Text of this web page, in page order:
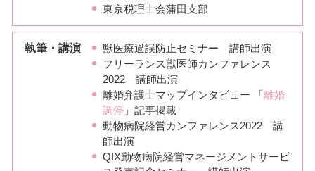
東京税理士会蒲田支部
執筆・講演
獣医療過誤防止セミナー 講師出演
フリーランス獣医師カンファレンス
2022 講師出演
離婚弁護士マップインタビュー 「 離婚
調停 」記事掲載
動物病院経営カンファレンス2022 講
師出演
QIX動物病院経営マネージメントサービ